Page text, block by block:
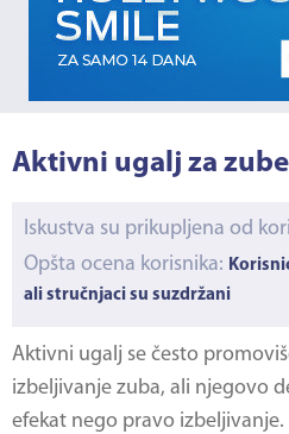
Aktivni ugalj za
Iskustva su prikupljena od
Opšta ocena korisnika:
ali stručnjaci su suzdržani
Aktivni ugalj se često
izbeljivanje zuba, ali njegovo
efekat nego pravo